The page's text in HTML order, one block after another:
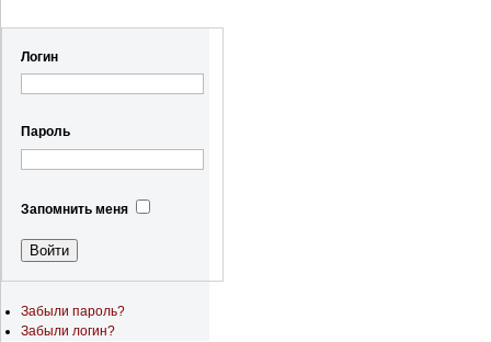
Логин
Пароль
Запомнить меня
Забыли пароль?
Забыли логин?